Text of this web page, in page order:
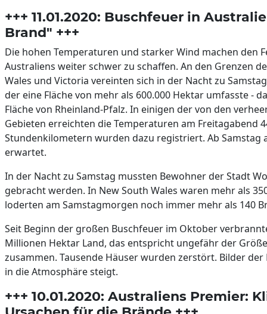
+++ 11.01.2020: Buschfeuer in
Brand" +++
Die hohen Temperaturen und starker Wind machen den
Australiens weiter schwer zu schaffen. An den Grenzen
Wales und Victoria vereinten sich in der Nacht zu
der eine Fläche von mehr als 600.000 Hektar umfasste -
Fläche von Rheinland-Pfalz. In einigen der von den
Gebieten erreichten die Temperaturen am Freitagabend
Stundenkilometern wurden dazu registriert. Ab Samstag
erwartet.
In der Nacht zu Samstag mussten Bewohner der Stadt
gebracht werden. In New South Wales waren mehr als
loderten am Samstagmorgen noch immer mehr als 140
Seit Beginn der großen Buschfeuer im Oktober
Millionen Hektar Land, das entspricht ungefähr der
zusammen. Tausende Häuser wurden zerstört. Bilder
in die Atmosphäre steigt.
+++ 10.01.2020: Australiens Premier: